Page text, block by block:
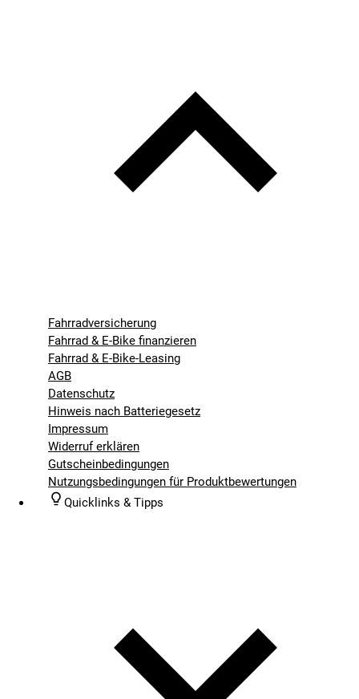
Fahrradversicherung
Fahrrad & E-Bike finanzieren
Fahrrad & E-Bike-Leasing
AGB
Datenschutz
Hinweis nach Batteriegesetz
Impressum
Widerruf erklären
Gutscheinbedingungen
Nutzungsbedingungen für Produktbewertungen
Quicklinks & Tipps